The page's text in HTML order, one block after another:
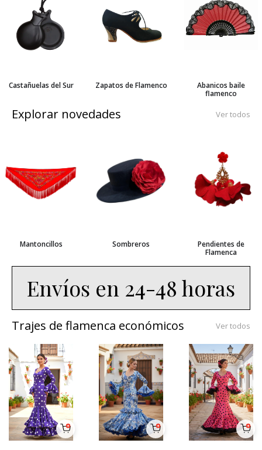
Castañuelas del Sur Zapatos de Flamenco
Abanicos baile
flamenco
Explorar novedades Ver todos
Mantoncillos Sombreros
Pendientes de
Flamenca
Envíos en 24-48 horas
Trajes de flamenca económicos Ver todos